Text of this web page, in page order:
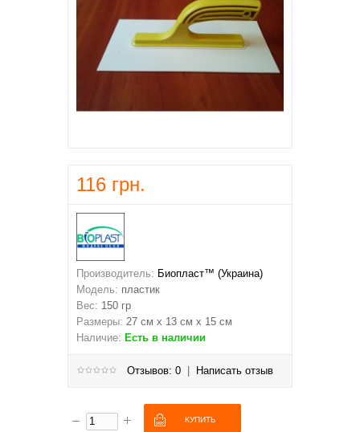
116 грн.
Производитель: Биопласт™ (Украина)
Модель: пластик
Вес: 150 гр
Размеры: 27 см х 13 см х 15 см
Наличие: Есть в наличии
Отзывов: 0 Написать отзыв